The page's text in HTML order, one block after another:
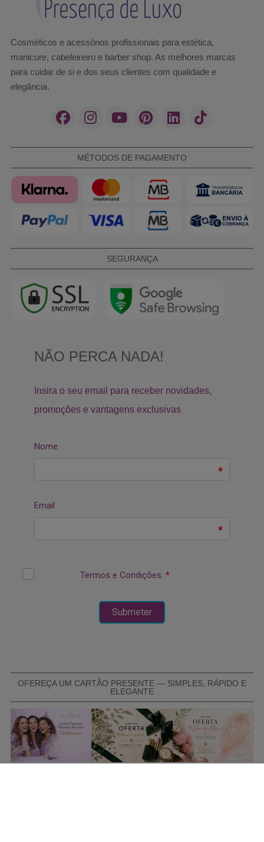
Cosméticos e acessórios profissionais para estética,
manicure, cabeleireiro e barber shop. As melhores marcas
para cuidar de si e dos seus clientes com qualidade e
elegância.
MÉTODOS DE PAGAMENTO
SEGURANÇA
OFEREÇA UM CARTÃO PRESENTE — SIMPLES, RÁPIDO E
ELEGANTE